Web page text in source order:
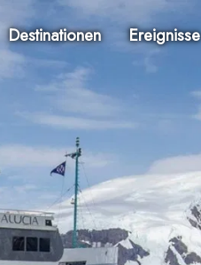
Destinationen Ereignisse